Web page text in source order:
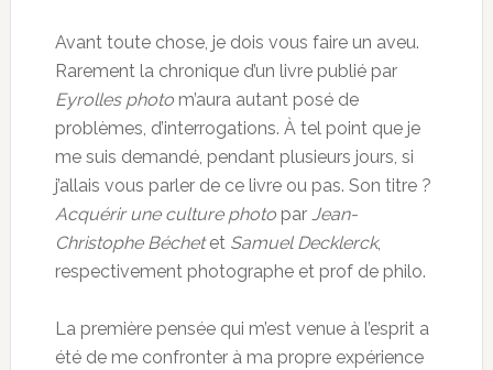
Avant toute chose, je dois vous faire un aveu.
Rarement la chronique d’un livre publié par
Eyrolles photom’aura autant posé de
problèmes, d’interrogations. À tel point que je
me suis demandé, pendant plusieurs jours, si
j’allais vous parler de ce livre ou pas. Son titre ?
Acquérir une culture photopar Jean-
Christophe Béchetet Samuel Decklerck,
respectivement photographe et prof de philo.
La première pensée qui m’est venue à l’esprit a
été de me confronter à ma propre expérience